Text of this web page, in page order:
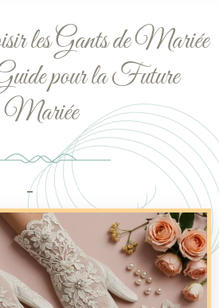
les Gants de Mariée
pour la Future
Mariée
Aucun Commentaire